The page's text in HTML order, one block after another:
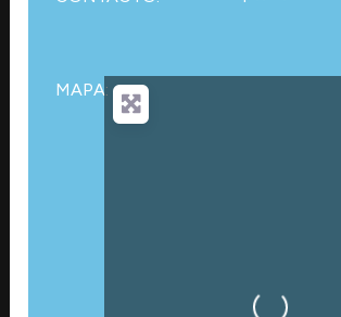
MAPA:
Cargando…